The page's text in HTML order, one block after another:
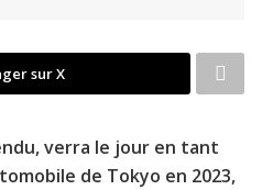
sur X
verra le jour en tant
de Tokyo en 2023,